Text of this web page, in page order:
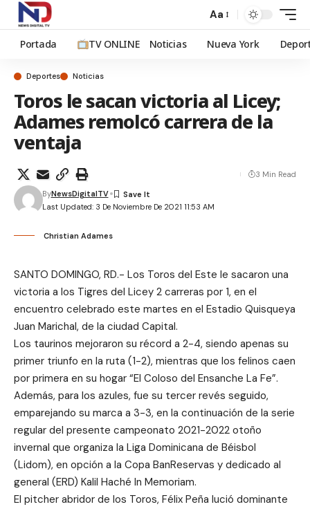
Aa
Portada TV ONLINE Noticias Nueva York
Deportes Noticias
Toros le sacan victoria al Licey;
Adames remolcó carrera de la
ventaja
Last Updated: 3 De Noviembre De 2021 11:53 AM
ByNewsDigitalTV
3 Min Read
Christian Adames
SANTO DOMINGO, RD.- Los Toros del Este le sacaron una
victoria a los Tigres del Licey 2 carreras por 1, en el
encuentro celebrado este martes en el Estadio Quisqueya
Juan Marichal, de la ciudad Capital.
Los taurinos mejoraron su récord a 2-4, siendo apenas su
primer triunfo en la ruta (1-2), mientras que los felinos caen
por primera en su hogar “El Coloso del Ensanche La Fe”.
Además, para los azules, fue su tercer revés seguido,
emparejando su marca a 3-3, en la continuación de la serie
regular del presente campeonato 2021-2022 otoño
invernal que organiza la Liga Dominicana de Béisbol
(Lidom), en opción a la Copa BanReservas y dedicado al
general (ERD) Kalil Haché In Memoriam.
El pitcher abridor de los Toros, Félix Peña lució dominante